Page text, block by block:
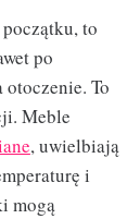
to
po
otoczenie. To
Meble
, uwielbiają
i
mogą